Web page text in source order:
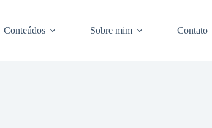
Conteúdos Sobre mim Contato